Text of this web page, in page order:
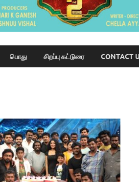
பொது சிறப்பு கட்டுரை CONTACT